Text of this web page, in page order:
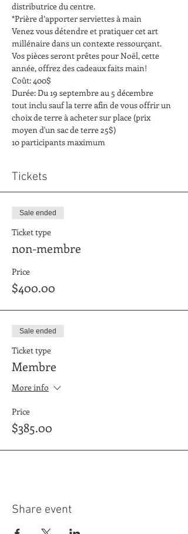
Venez vous détendre et pratiquer cet art
millénaire dans un contexte ressourçant.
Vos pièces seront prêtes pour Noël, cette
tout inclu sauf la terre afin de vous offrir un
choix de terre à acheter sur place (prix
10 participants maximum
Tickets
Sale ended
Ticket type
non-membre
Price
$400.00
Sale ended
Ticket type
Membre
More info
Price
$385.00
Share event